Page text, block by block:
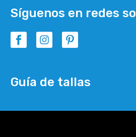
Síguenos en redes
Guía de tallas